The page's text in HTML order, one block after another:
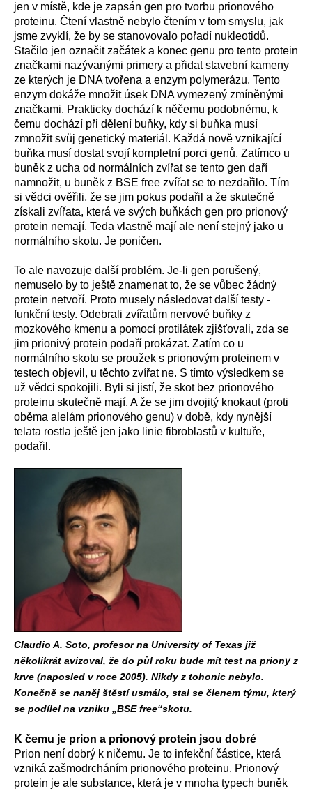
jen v místě, kde je zapsán gen pro tvorbu prionového
proteinu. Čtení vlastně nebylo čtením v tom smyslu, jak
jsme zvyklí, že by se stanovovalo pořadí nukleotidů.
Stačilo jen označit začátek a konec genu pro tento protein
značkami nazývanými primery a přidat stavební kameny
ze kterých je DNA tvořena a enzym polymerázu. Tento
enzym dokáže množit úsek DNA vymezený zmíněnými
značkami. Prakticky dochází k něčemu podobnému, k
čemu dochází při dělení buňky, kdy si buňka musí
zmnožit svůj genetický materiál. Každá nově vznikající
buňka musí dostat svojí kompletní porci genů. Zatímco u
buněk z ucha od normálních zvířat se tento gen daří
namnožit, u buněk z BSE free zvířat se to nezdařilo. Tím
si vědci ověřili, že se jim pokus podařil a že skutečně
získali zvířata, která ve svých buňkách gen pro prionový
protein nemají. Teda vlastně mají ale není stejný jako u
normálního skotu. Je poničen.
To ale navozuje další problém. Je-li gen porušený,
nemuselo by to ještě znamenat to, že se vůbec žádný
protein netvoří. Proto musely následovat další testy -
funkční testy. Odebrali zvířatům nervové buňky z
mozkového kmenu a pomocí protilátek zjišťovali, zda se
jim prionivý protein podaří prokázat. Zatím co u
normálního skotu se proužek s prionovým proteinem v
testech objevil, u těchto zvířat ne. S tímto výsledkem se
už vědci spokojili. Byli si jistí, že skot bez prionového
proteinu skutečně mají. A že se jim dvojitý knokaut (proti
oběma alelám prionového genu) v době, kdy nynější
telata rostla ještě jen jako linie fibroblastů v kultuře,
podařil.
Claudio A. Soto, profesor na University of Texas již
několikrát avizoval, že do půl roku bude mít test na priony z
krve (naposled v roce 2005). Nikdy z tohonic nebylo.
Konečně se naněj štěstí usmálo, stal se členem týmu, který
se podílel na vzniku „BSE free“skotu.
K čemu je prion a prionový protein jsou dobré
Prion není dobrý k ničemu. Je to infekční částice, která
vzniká zašmodrcháním prionového proteinu. Prionový
protein je ale substance, která je v mnoha typech buněk